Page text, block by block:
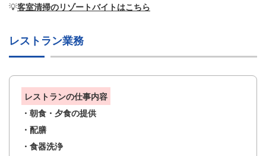
💡客室清掃のリゾートバイトはこちら
レストラン業務
レストランの仕事内容
・朝食・夕食の提供
・配膳
・食器洗浄